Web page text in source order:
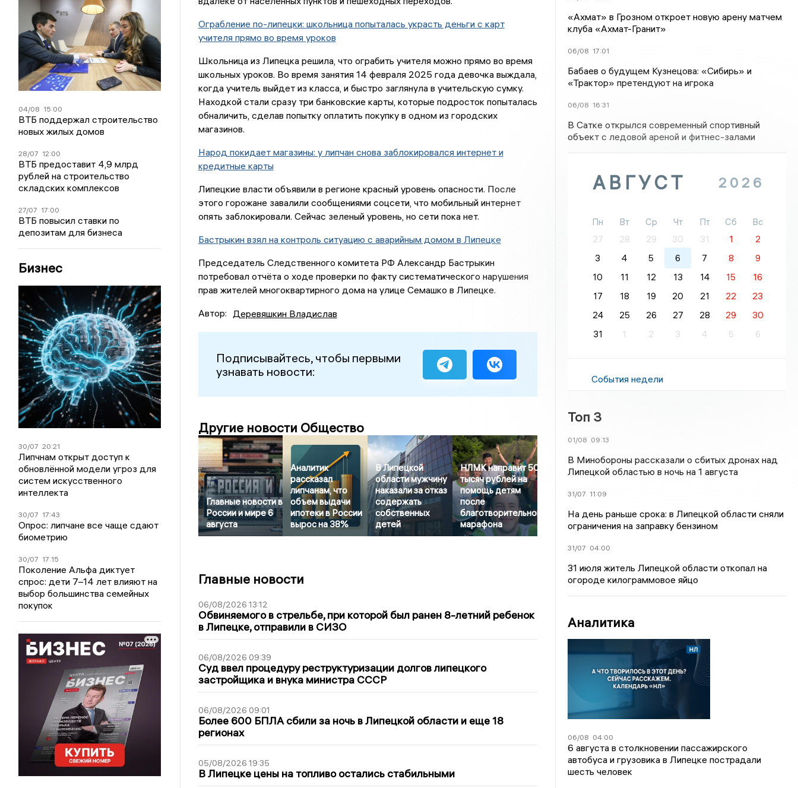
04/08 15:00
ВТБ поддержал строительство
новых жилых домов
28/07 12:00
ВТБ предоставит 4,9 млрд
рублей на строительство
складских комплексов
27/07 17:00
ВТБ повысил ставки по
депозитам для бизнеса
Бизнес
30/07 20:21
Липчнам открыт доступ к
обновлённой модели угроз для
систем искусственного
интеллекта
30/07 17:43
Опрос: липчане все чаще сдают
биометрию
30/07 17:15
Поколение Альфа диктует
спрос: дети 7–14 лет влияют на
выбор большинства семейных
покупок
Ограбление по-липецки: школьница попыталась украсть деньги с карт
учителя прямо во время уроков
Школьница из Липецка решила, что ограбить учителя можно прямо во время
школьных уроков. Во время занятия 14 февраля 2025 года девочка выждала,
когда учитель выйдет из класса, и быстро заглянула в учительскую сумку.
Находкой стали сразу три банковские карты, которые подросток попыталась
обналичить, сделав попытку оплатить покупку в одном из городских
магазинов.
Народ покидает магазины: у липчан снова заблокировался интернет и
кредитные карты
Липецкие власти объявили в регионе красный уровень опасности. После
этого горожане завалили сообщениями соцсети, что мобильный интернет
опять заблокировали. Сейчас зеленый уровень, но сети пока нет.
Бастрыкин взял на контроль ситуацию с аварийным домом в Липецке
Председатель Следственного комитета РФ Александр Бастрыкин
потребовал отчёта о ходе проверки по факту систематического нарушения
прав жителей многоквартирного дома на улице Семашко в Липецке.
Автор: Деревяшкин Владислав
Подписывайтесь, чтобы первыми
узнавать новости:
Другие новости Общество
Главные новости в
России и мире 6
августа
Аналитик
рассказал
липчанам, что
объем выдачи
ипотеки в России
вырос на 38%
В Липецкой
области мужчину
наказали за отказ
содержать
собственных
детей
НЛМК направит 500
тысяч рублей на
помощь детям
после
благотворительного
марафона
Главные новости
06/08/2026 13:12
Обвиняемого в стрельбе, при которой был ранен 8-летний ребенок
в Липецке, отправили в СИЗО
06/08/2026 09:39
Суд ввел процедуру реструктуризации долгов липецкого
застройщика и внука министра СССР
06/08/2026 09:01
Более 600 БПЛА сбили за ночь в Липецкой области и еще 18
регионах
05/08/2026 19:35
В Липецке цены на топливо остались стабильными
«Ахмат» в Грозном откроет новую арену матчем
клуба «Ахмат-Гранит»
06/08 17:01
Бабаев о будущем Кузнецова: «Сибирь» и
«Трактор» претендуют на игрока
06/08 16:31
В Сатке открылся современный спортивный
объект с ледовой ареной и фитнес-залами
АВГУСТ 2026
Пн Вт Ср Чт Пт Сб
Вс
27
28 29 30 31 1
2
3
4 5 6 7 8
9
10
11 12 13 14 15
16
17
18 19 20 21 22
23
24
25 26 27 28 29
30
31
1 2 3 4 5 6
События недели
Топ 3
01/08 09:13
В Минобороны рассказали о сбитых дронах над
Липецкой областью в ночь на 1 августа
31/07 11:09
На день раньше срока: в Липецкой области сняли
ограничения на заправку бензином
31/07 04:00
31 июля житель Липецкой области откопал на
огороде килограммовое яйцо
Аналитика
06/08 04:00
6 августа в столкновении пассажирского
автобуса и грузовика в Липецке пострадали
шесть человек